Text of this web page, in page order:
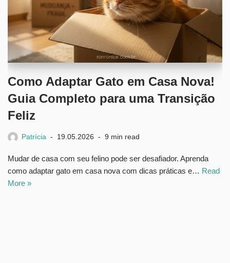
Como Adaptar Gato em Casa Nova!
Guia Completo para uma Transição
Feliz
Patrícia 19.05.2026 9 min read
Mudar de casa com seu felino pode ser desafiador. Aprenda
como adaptar gato em casa nova com dicas práticas e… Read
More »